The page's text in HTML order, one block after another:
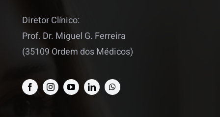
Diretor Clínico:
Prof. Dr. Miguel G. Ferreira
(35109 Ordem dos Médicos)